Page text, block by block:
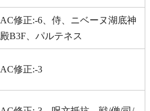
AC修正:-6、侍、ニベーヌ湖底神
殿B3F、パルテネス
AC修正:-3